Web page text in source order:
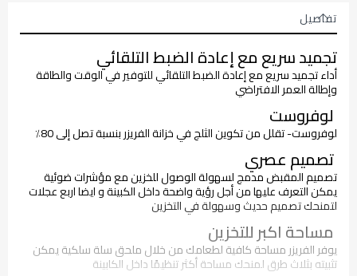
تفاصيل
تجميد سريع مع إعادة الضبط التلقائي
أداء تجميد سريع مع إعادة الضبط التلقائي للتوفير في الوقت والطاقة
وإطالة العمر الافتراضي
لوفروست
لوفروست- تقلل من تكوين الثلج في خزانة الفريزر بنسبة تصل إلى 80٪
تصميم عصري
تصميم المقبض مدمج لسهولة الوصول للخزين مع مؤشرات ضوئية
يمكن التعرف عليها من أجل رؤية واضحة داخل الكبينة و ايضا اربع عجلات
لتمنحك تصميم حديث وسهولة في التخزين
مساحة اكبر للتخزين
يوفر الفريزر مساحة كافية لطعامك من خلال ملحق سلة سلكية يمكن
تثبيته بثلاث طرق لمنحك مساحة أكثر تنظيمًا داخل الكابينة